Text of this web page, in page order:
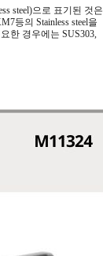
steel)으로 표기된 것은
등의 Stainless steel을
한 경우에는 SUS303,